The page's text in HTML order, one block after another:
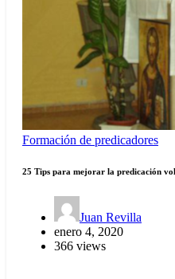
Formación de predicadores
25 Tips para mejorar la predicación
Juan Revilla
enero 4, 2020
366 views